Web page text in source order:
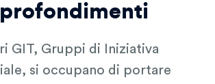
GIT, Gruppi di Iniziativa
si occupano di portare